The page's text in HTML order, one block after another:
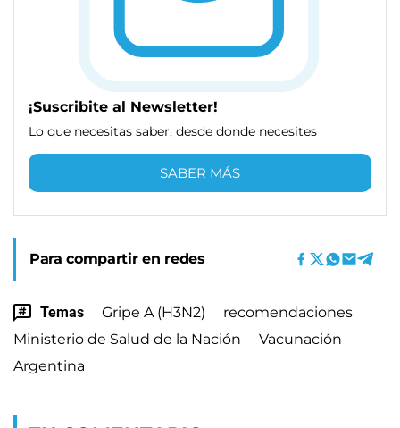
¡Suscribite al Newsletter!
Lo que necesitas saber, desde donde necesites
SABER MÁS
Para compartir en redes
Temas Gripe A (H3N2)
recomendaciones
Ministerio de Salud de la Nación
Vacunación
Argentina